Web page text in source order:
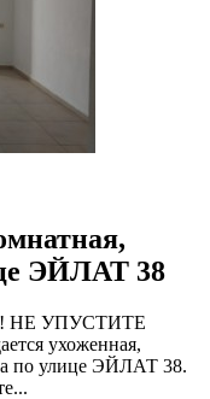
ЭЙЛАТ 38
НЕ УПУСТИТЕ
ухоженная,
по улице ЭЙЛАТ 38.